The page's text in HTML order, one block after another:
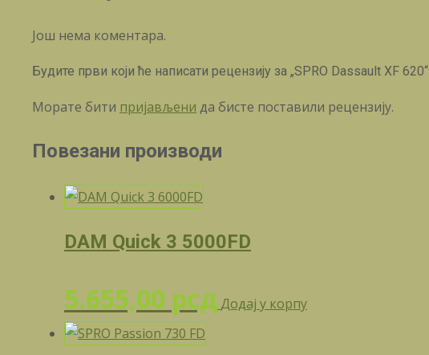
Још нема коментара.
Будите први који ће написати рецензију за „SPRO Dassault XF 620“
Морате бити пријављени да бисте поставили рецензију.
Повезани производи
DAM Quick 3 5000FD
5.655,00 рсд Додај у корпу